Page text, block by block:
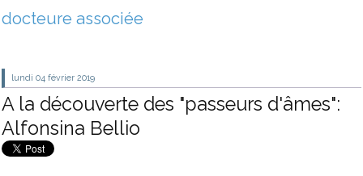
docteure associée
lundi 04 février 2019
A la découverte des "passeurs d'âmes":
Alfonsina Bellio